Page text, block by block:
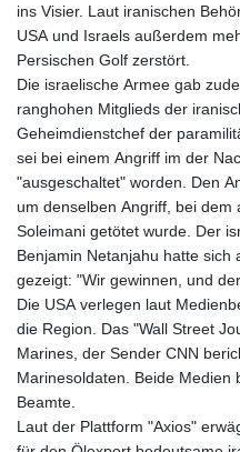
ins Visier. Laut iranischen
USA und Israels außerdem
Persischen Golf zerstört.
Die israelische Armee gab
ranghohen Mitglieds der
Geheimdienstchef der
sei bei einem Angriff im der
"ausgeschaltet" worden. Den
um denselben Angriff, bei dem
Soleimani getötet wurde. Der
Benjamin Netanjahu hatte
gezeigt: "Wir gewinnen, und
Die USA verlegen laut
die Region. Das "Wall Street
Marines, der Sender CNN
Marinesoldaten. Beide Medien
Beamte.
Laut der Plattform "Axios"